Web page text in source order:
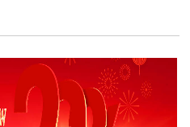
за Лунарната Нова година!